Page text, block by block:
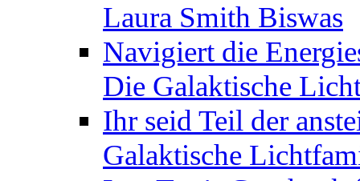
Laura Smith Biswas
Navigiert die
Die Galaktische
Ihr seid Teil der
Galaktische